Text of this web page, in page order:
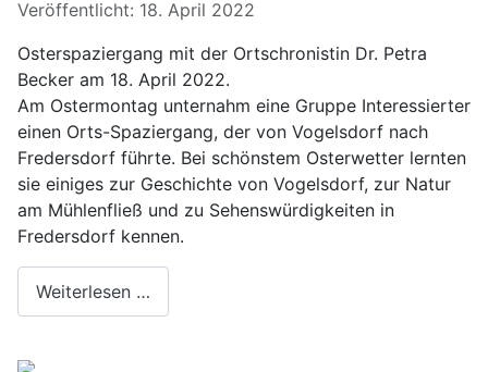
Veröffentlicht: 18. April 2022
Osterspaziergang mit der Ortschronistin Dr. Petra
Becker am 18. April 2022.
Am Ostermontag unternahm eine Gruppe Interessierter
einen Orts-Spaziergang, der von Vogelsdorf nach
Fredersdorf führte. Bei schönstem Osterwetter lernten
sie einiges zur Geschichte von Vogelsdorf, zur Natur
am Mühlenfließ und zu Sehenswürdigkeiten in
Fredersdorf kennen.
Weiterlesen …